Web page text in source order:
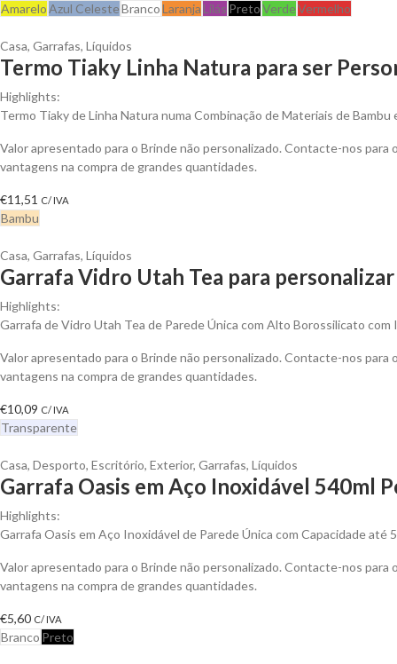
AmareloAzul CelesteBrancoLaranja Lilás PretoVerdeVermelho
Casa, Garrafas, Líquidos
Termo Tiaky Linha Natura para ser
Highlights:
Termo Tiaky de Linha Natura numa Combinação de Materiais de Bambu
Valor apresentado para o Brinde não personalizado. Contacte-nos para
vantagens na compra de grandes quantidades.
€11,51 C/ IVA
Bambu
Casa, Garrafas, Líquidos
Garrafa Vidro Utah Tea para personalizar
Highlights:
Garrafa de Vidro Utah Tea de Parede Única com Alto Borossilicato com
Valor apresentado para o Brinde não personalizado. Contacte-nos para
vantagens na compra de grandes quantidades.
€10,09 C/ IVA
Transparente
Casa, Desporto, Escritório, Exterior, Garrafas, Líquidos
Garrafa Oasis em Aço Inoxidável 540ml
Highlights:
Garrafa Oasis em Aço Inoxidável de Parede Única com Capacidade até
Valor apresentado para o Brinde não personalizado. Contacte-nos para
vantagens na compra de grandes quantidades.
€5,60 C/ IVA
Branco Preto